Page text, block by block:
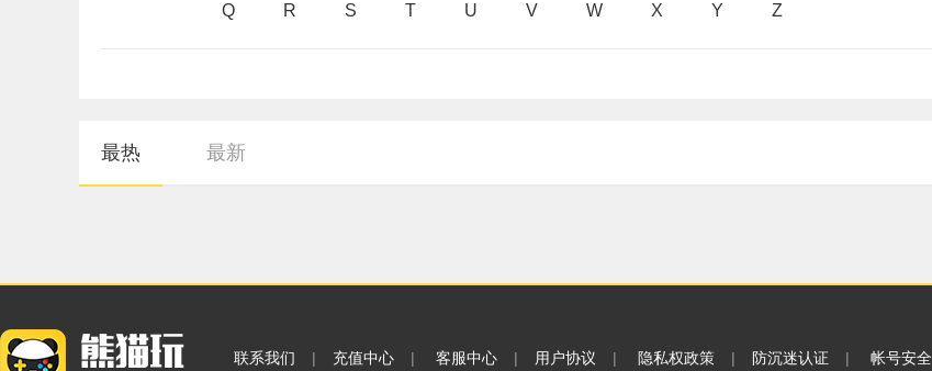
Q R S T U V W X Y Z
最热 最新
联系我们 | 充值中心 | 客服中心 | 用户协议 | 隐私权政策 | 防沉迷认证 | 帐号安全